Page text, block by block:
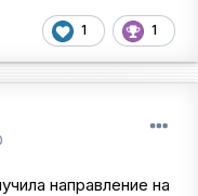
1 1
направление на